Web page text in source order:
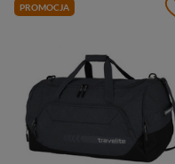
PROMOCJA